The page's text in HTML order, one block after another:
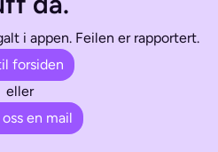
i appen. Feilen er rapportert.
forsiden
eller
en mail